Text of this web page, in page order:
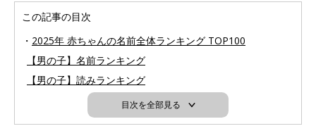
この記事の目次
2025年 赤ちゃんの名前全体ランキング TOP100
【男の子】名前ランキング
【男の子】読みランキング
目次を全部見る